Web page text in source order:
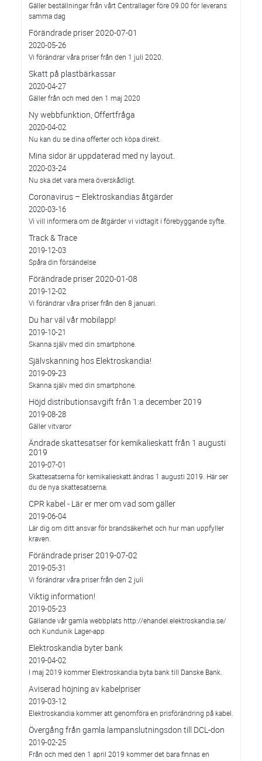
Gäller beställningar från vårt Centrallager före 09.00 för leverans
samma dag
Förändrade priser 2020-07-01
2020-05-26
Vi förändrar våra priser från den 1 juli 2020.
Skatt på plastbärkassar
2020-04-27
Gäller från och med den 1 maj 2020
Ny webbfunktion, Offertfråga
2020-04-02
Nu kan du se dina offerter och köpa direkt.
Mina sidor är uppdaterad med ny layout.
2020-03-24
Nu ska det vara mera överskådligt.
Coronavirus – Elektroskandias åtgärder
2020-03-16
Vi vill informera om de åtgärder vi vidtagit i förebyggande syfte.
Track & Trace
2019-12-03
Spåra din försändelse
Förändrade priser 2020-01-08
2019-12-02
Vi förändrar våra priser från den 8 januari.
Du har väl vår mobilapp!
2019-10-21
Skanna själv med din smartphone.
Självskanning hos Elektroskandia!
2019-09-23
Skanna själv med din smartphone.
Höjd distributionsavgift från 1:a december 2019
2019-08-28
Gäller vitvaror
Ändrade skattesatser för kemikalieskatt från 1 augusti
2019
2019-07-01
Skattesatserna för kemikalieskatt ändras 1 augusti 2019. Här ser
du de nya skattesatserna.
CPR kabel - Lär er mer om vad som gäller
2019-06-04
Lär dig om ditt ansvar för brandsäkerhet och hur man uppfyller
kraven.
Förändrade priser 2019-07-02
2019-05-31
Vi förändrar våra priser från den 2 juli
Viktig information!
2019-05-23
Gällande vår gamla webbplats http://ehandel.elektroskandia.se/
och Kundunik Lager-app
Elektroskandia byter bank
2019-04-02
I maj 2019 kommer Elektroskandia byta bank till Danske Bank.
Aviserad höjning av kabelpriser
2019-03-12
Elektroskandia kommer att genomföra en prisförändring på kabel.
Övergång från gamla lampanslutningsdon till DCL-don
2019-02-25
Från och med den 1 april 2019 kommer det bara finnas en